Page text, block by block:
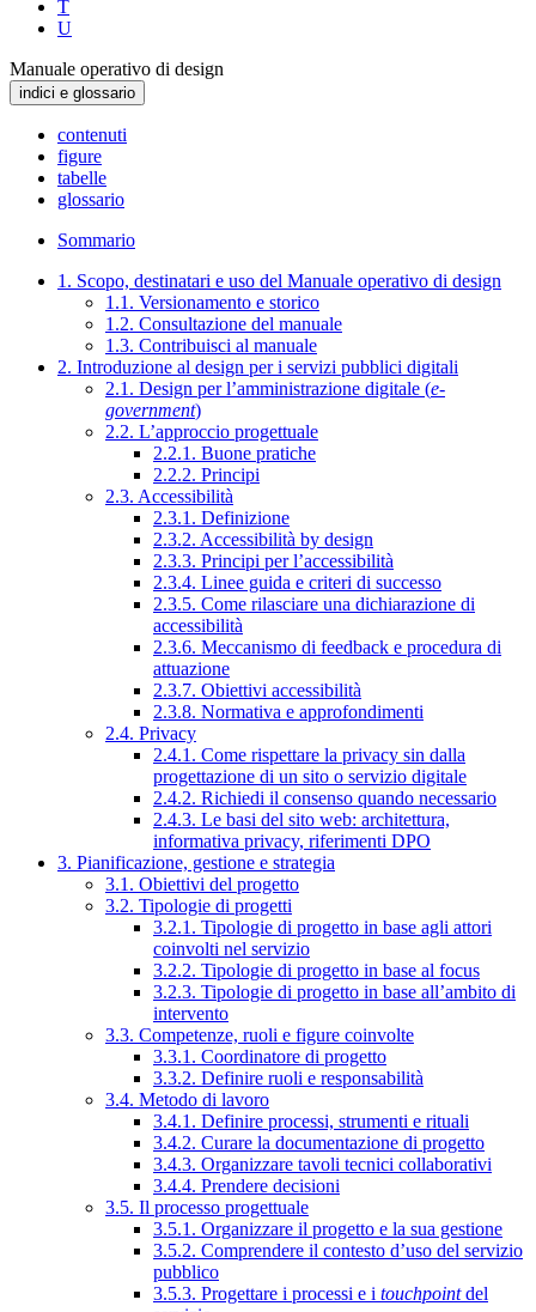
T
U
Manuale operativo di design
indici e glossario
contenuti
figure
tabelle
glossario
Sommario
1. Scopo, destinatari e uso del Manuale operativo di design
1.1. Versionamento e storico
1.2. Consultazione del manuale
1.3. Contribuisci al manuale
2. Introduzione al design per i servizi pubblici digitali
2.1. Design per l’amministrazione digitale (e-
government)
2.2. L’approccio progettuale
2.2.1. Buone pratiche
2.2.2. Principi
2.3. Accessibilità
2.3.1. Definizione
2.3.2. Accessibilità by design
2.3.3. Principi per l’accessibilità
2.3.4. Linee guida e criteri di successo
2.3.5. Come rilasciare una dichiarazione di
accessibilità
2.3.6. Meccanismo di feedback e procedura di
attuazione
2.3.7. Obiettivi accessibilità
2.3.8. Normativa e approfondimenti
2.4. Privacy
2.4.1. Come rispettare la privacy sin dalla
progettazione di un sito o servizio digitale
2.4.2. Richiedi il consenso quando necessario
2.4.3. Le basi del sito web: architettura,
informativa privacy, riferimenti DPO
3. Pianificazione, gestione e strategia
3.1. Obiettivi del progetto
3.2. Tipologie di progetti
3.2.1. Tipologie di progetto in base agli attori
coinvolti nel servizio
3.2.2. Tipologie di progetto in base al focus
3.2.3. Tipologie di progetto in base all’ambito di
intervento
3.3. Competenze, ruoli e figure coinvolte
3.3.1. Coordinatore di progetto
3.3.2. Definire ruoli e responsabilità
3.4. Metodo di lavoro
3.4.1. Definire processi, strumenti e rituali
3.4.2. Curare la documentazione di progetto
3.4.3. Organizzare tavoli tecnici collaborativi
3.4.4. Prendere decisioni
3.5. Il processo progettuale
3.5.1. Organizzare il progetto e la sua gestione
3.5.2. Comprendere il contesto d’uso del servizio
pubblico
3.5.3. Progettare i processi e i touchpointdel